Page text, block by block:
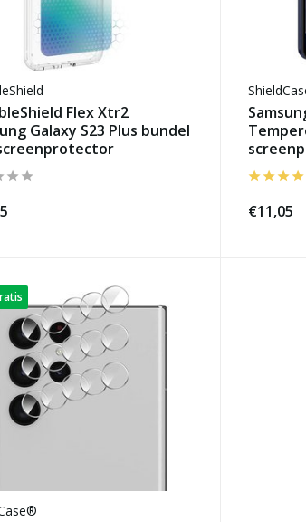
Flex Xtr2
Galaxy S23 Plus bundel
€11,05